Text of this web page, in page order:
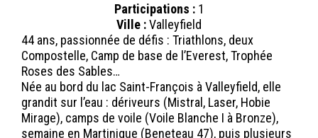
Participations : 1
Ville :Valleyfield
44 ans, passionnée de défis : Triathlons, deux
Compostelle, Camp de base de l’Everest, Trophée
Roses des Sables…
Née au bord du lac Saint-François à Valleyfield, elle
grandit sur l’eau : dériveurs (Mistral, Laser, Hobie
Mirage), camps de voile (Voile Blanche I à Bronze),
semaine en Martinique (Beneteau 47), puis plusieurs